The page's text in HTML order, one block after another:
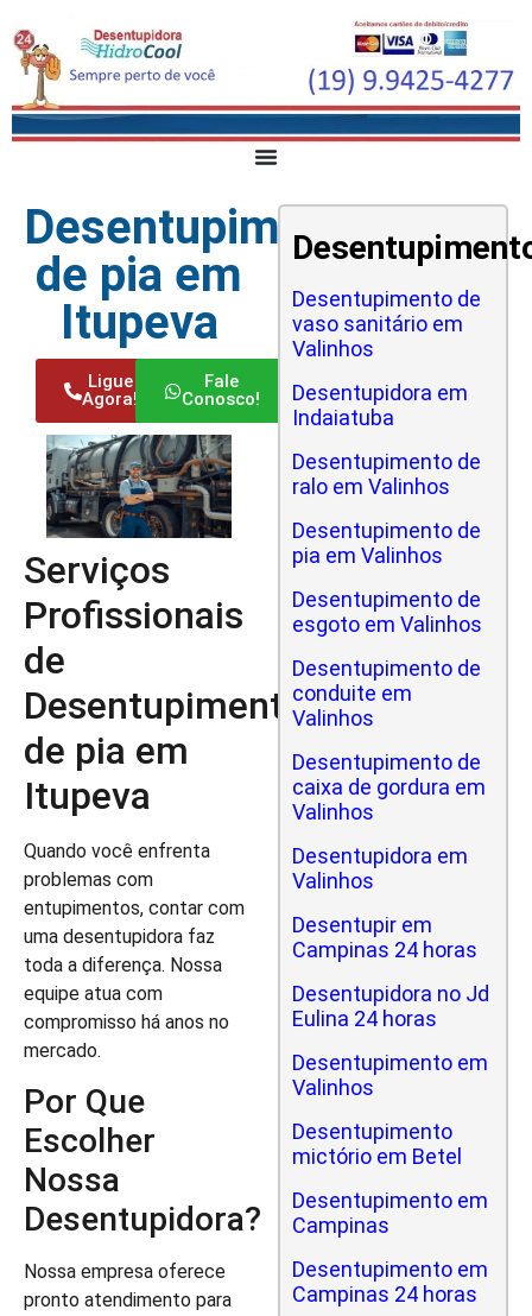
Desentupimento
de pia em
Itupeva
Ligue
Agora!
Fale
Conosco!
Serviços
Profissionais
de
Desentupimento
de pia em
Itupeva
Quando você enfrenta
problemas com
entupimentos, contar com
uma desentupidora faz
toda a diferença. Nossa
equipe atua com
compromisso há anos no
mercado.
Por Que
Escolher
Nossa
Desentupidora?
Nossa empresa oferece
pronto atendimento para
Desentupimento de
vaso sanitário em
Valinhos
Desentupidora em
Indaiatuba
Desentupimento de
ralo em Valinhos
Desentupimento de
pia em Valinhos
Desentupimento de
esgoto em Valinhos
Desentupimento de
conduite em
Valinhos
Desentupimento de
caixa de gordura em
Valinhos
Desentupidora em
Valinhos
Desentupir em
Campinas 24 horas
Desentupidora no Jd
Eulina 24 horas
Desentupimento em
Valinhos
Desentupimento
mictório em Betel
Desentupimento em
Campinas
Desentupimento em
Campinas 24 horas